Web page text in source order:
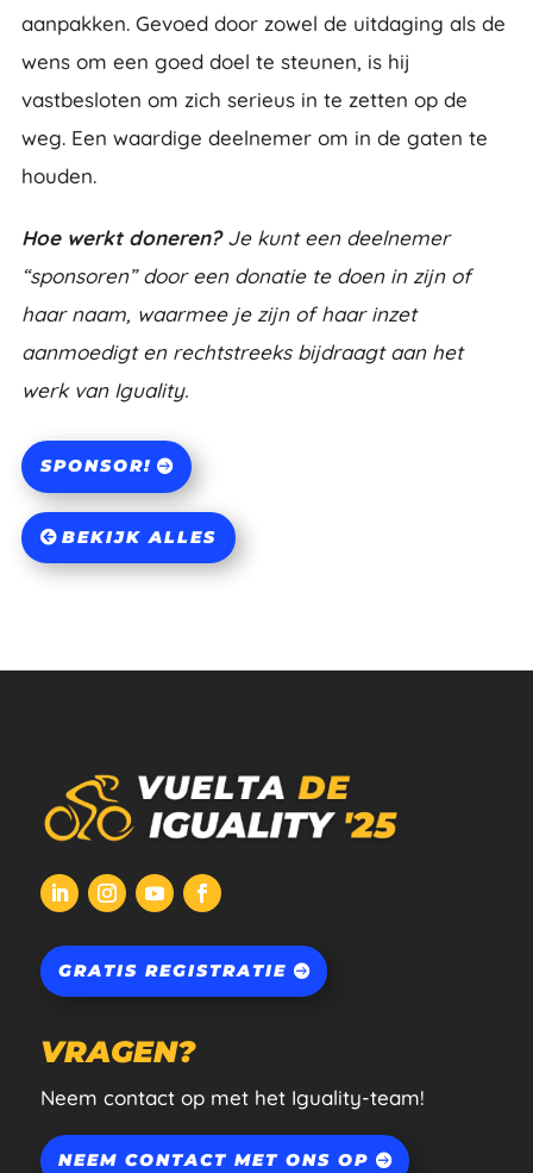
aanpakken. Gevoed door zowel de uitdaging als de
wens om een goed doel te steunen, is hij
vastbesloten om zich serieus in te zetten op de
weg. Een waardige deelnemer om in de gaten te
houden.
Hoe werkt doneren?Je kunt een deelnemer
“sponsoren” door een donatie te doen in zijn of
haar naam, waarmee je zijn of haar inzet
aanmoedigt en rechtstreeks bijdraagt aan het
werk van Iguality.
SPONSOR!
BEKIJK ALLES
GRATIS REGISTRATIE
VRAGEN?
Neem contact op met het Iguality-team!
NEEM CONTACT MET ONS OP